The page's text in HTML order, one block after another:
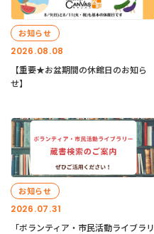
2026.08.08
お知らせ
【重要★お盆期間の休館日のお知ら
せ】
2026.07.31
お知らせ
「ボランティア・市民活動ライブラリ